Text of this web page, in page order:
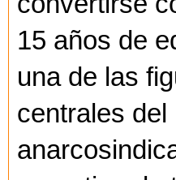
15 años de
una de las
centrales del